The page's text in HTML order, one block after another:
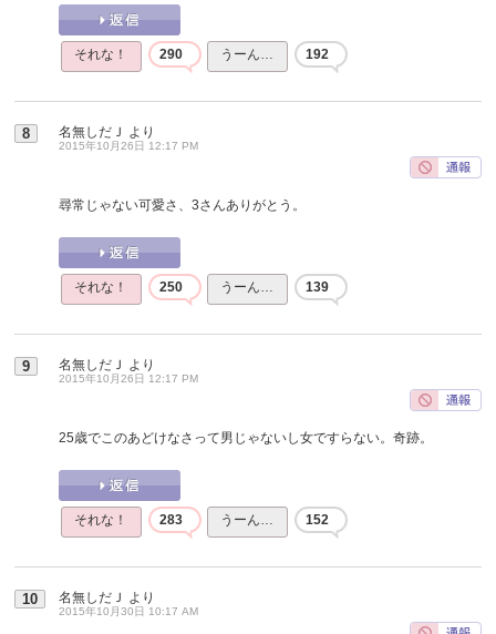
それな！ 290 うーん… 192
8 名無しだＪ より
2015年10月26日 12:17 PM
尋常じゃない可愛さ、3さんありがとう。
それな！ 250 うーん… 139
9 名無しだＪ より
2015年10月26日 12:17 PM
25歳でこのあどけなさって男じゃないし女ですらない。奇跡。
それな！ 283 うーん… 152
10 名無しだＪ より
2015年10月30日 10:17 AM